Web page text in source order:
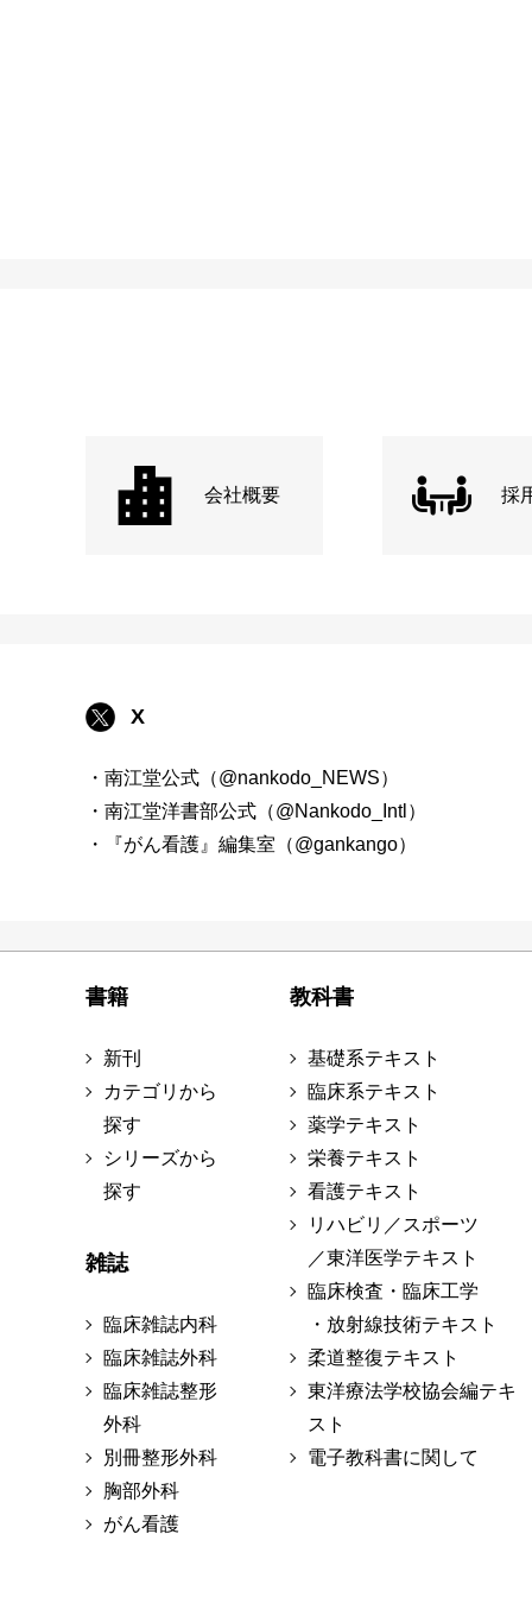
会社概要 採
X
・南江堂公式（@nankodo_NEWS）
・南江堂洋書部公式（@Nankodo_Intl）
・『がん看護』編集室（@gankango）
書籍
新刊
カテゴリから
探す
シリーズから
探す
雑誌
臨床雑誌内科
臨床雑誌外科
臨床雑誌整形
外科
別冊整形外科
胸部外科
がん看護
教科書
基礎系テキスト
臨床系テキスト
薬学テキスト
栄養テキスト
看護テキスト
リハビリ／スポーツ
／東洋医学テキスト
臨床検査・臨床工学
・放射線技術テキスト
柔道整復テキスト
東洋療法学校協会編テキ
スト
電子教科書に関して